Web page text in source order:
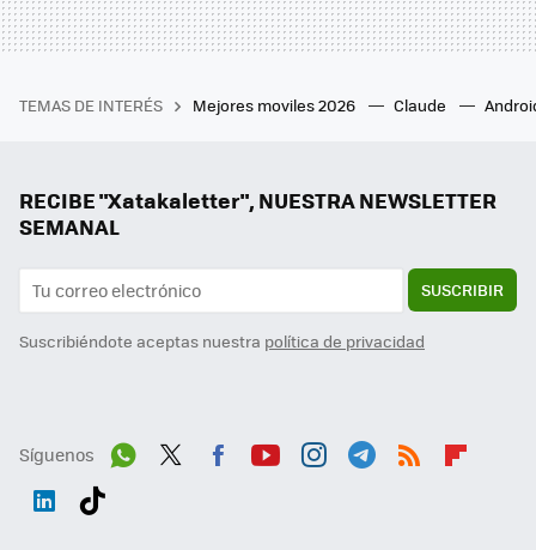
TEMAS DE INTERÉS Mejores moviles 2026 Claude
RECIBE "Xatakaletter", NUESTRA NEWSLETTER
SEMANAL
SUSCRIBIR
Suscribiéndote aceptas nuestra política de privacidad
Síguenos